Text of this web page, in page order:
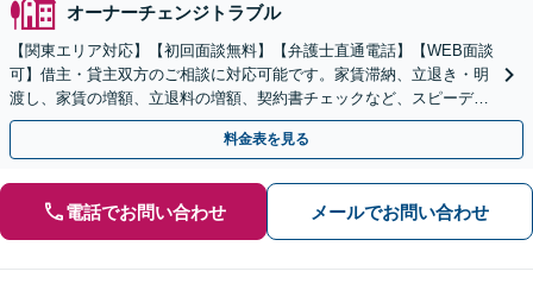
オーナーチェンジトラブル
【関東エリア対応】【初回面談無料】【弁護士直通電話】【WEB面談
可】借主・貸主双方のご相談に対応可能です。家賃滞納、立退き・明
渡し、家賃の増額、立退料の増額、契約書チェックなど、スピーディ
ーに不動産トラブル解決【休日・夜間・当日相談に対応】
料金表を見る
電話でお問い合わせ メールでお問い合わせ